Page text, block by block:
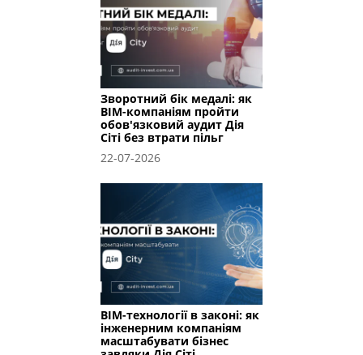
Зворотний бік медалі: як
BIM-компаніям пройти
обов'язковий аудит Дія
Сіті без втрати пільг
22-07-2026
BIM-технології в законі: як
інженерним компаніям
масштабувати бізнес